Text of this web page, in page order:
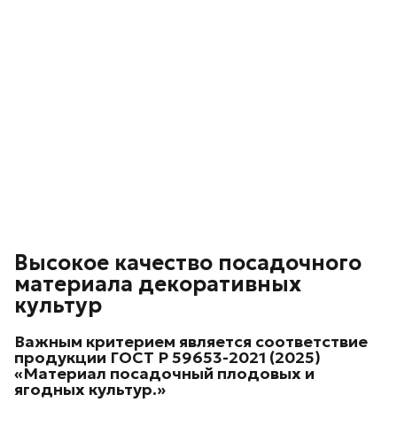
Высокое качество посадочного
материала декоративных
культур
Важным критерием является соответствие
продукции ГОСТ Р 59653-2021 (2025)
«Материал посадочный плодовых и
ягодных культур.»